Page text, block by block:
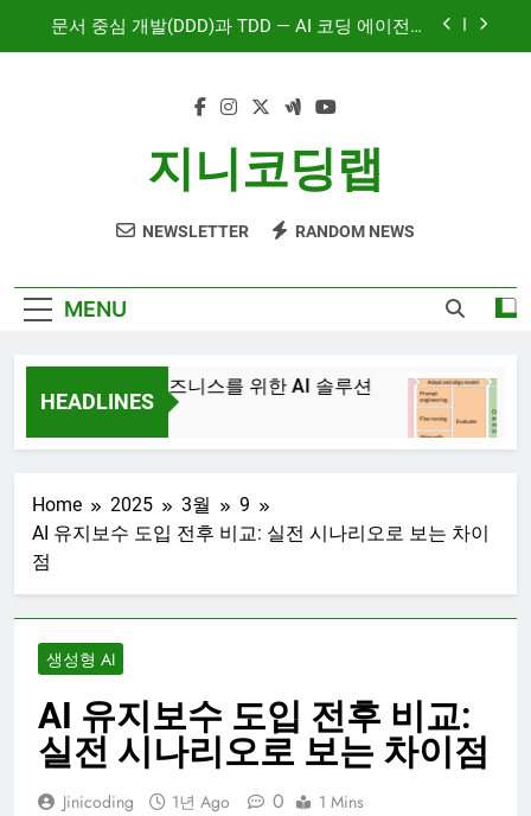
문서 중심 개발(DDD)과 TDD — AI 코딩 에이전트
보여주는 시대
혼자서도 10명 팀처럼 개발하기: Claude Code 서
문서 중심 개발(DDD)과 TDD — AI 코딩 에이전트
AI와 함께하는 CMS 이야기
지니코딩랩
NEWSLETTER RANDOM NEWS
MENU
HEADLINES
JiniAI – 비즈니스를 위한 AI 솔루션
3년
Home 2025 3월
9
AI 유지보수 도입 전후 비교: 실전 시나리오로 보는 차이
점
생성형 AI
AI 유지보수 도입 전후 비교:
실전 시나리오로 보는 차이점
Jinicoding 1년 Ago 0 1 Mins